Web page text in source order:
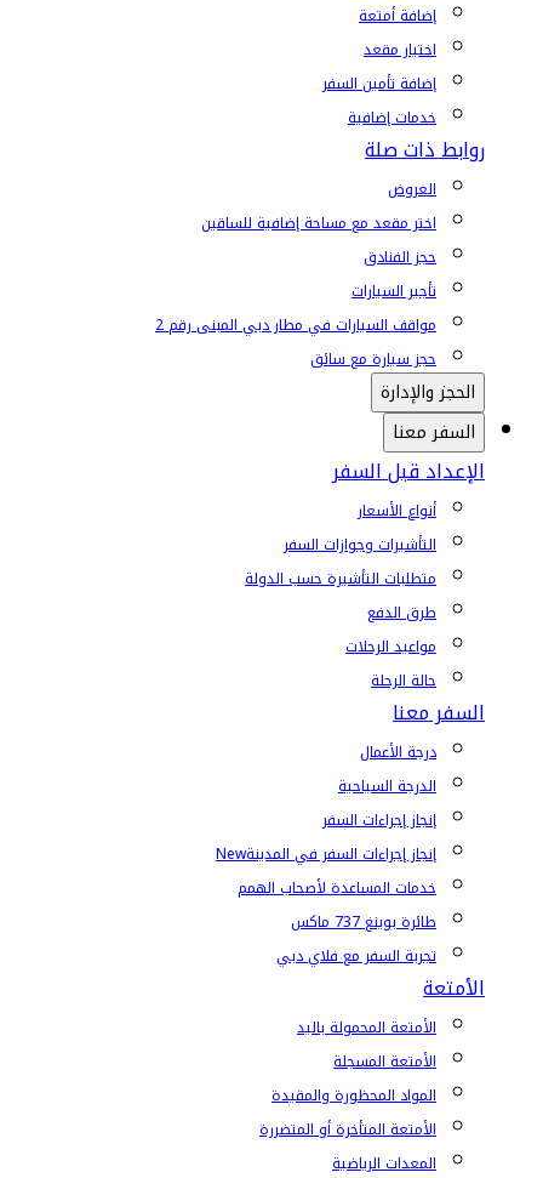
إضافة أمتعة
اختيار مقعد
إضافة تأمين السفر
خدمات إضافية
روابط ذات صلة
العروض
اختر مقعد مع مساحة إضافية للساقين
حجز الفنادق
تأجير السيارات
مواقف السيارات في مطار دبي المبنى رقم 2
حجز سيارة مع سائق
الحجز والإدارة
السفر معنا
الإعداد قبل السفر
أنواع الأسعار
التأشيرات وجوازات السفر
متطلبات التأشيرة حسب الدولة
طرق الدفع
مواعيد الرحلات
حالة الرحلة
السفر معنا
درجة الأعمال
الدرجة السياحية
إنجاز إجراءات السفر
إنجاز إجراءات السفر في المدينةNew
خدمات المساعدة لأصحاب الهمم
طائرة بوينغ 737 ماكس
تجربة السفر مع فلاي دبي
الأمتعة
الأمتعة المحمولة باليد
الأمتعة المسجلة
المواد المحظورة والمقيدة
الأمتعة المتأخرة أو المتضررة
المعدات الرياضية